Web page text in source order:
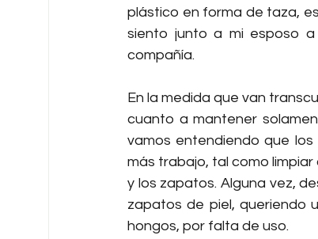
plástico en forma de taza,
siento junto a mi esposo
compañía.
En la medida que van
cuanto a mantener
vamos entendiendo que
más trabajo, tal como
y los zapatos. Alguna vez,
zapatos de piel, queriendo
hongos, por falta de uso.